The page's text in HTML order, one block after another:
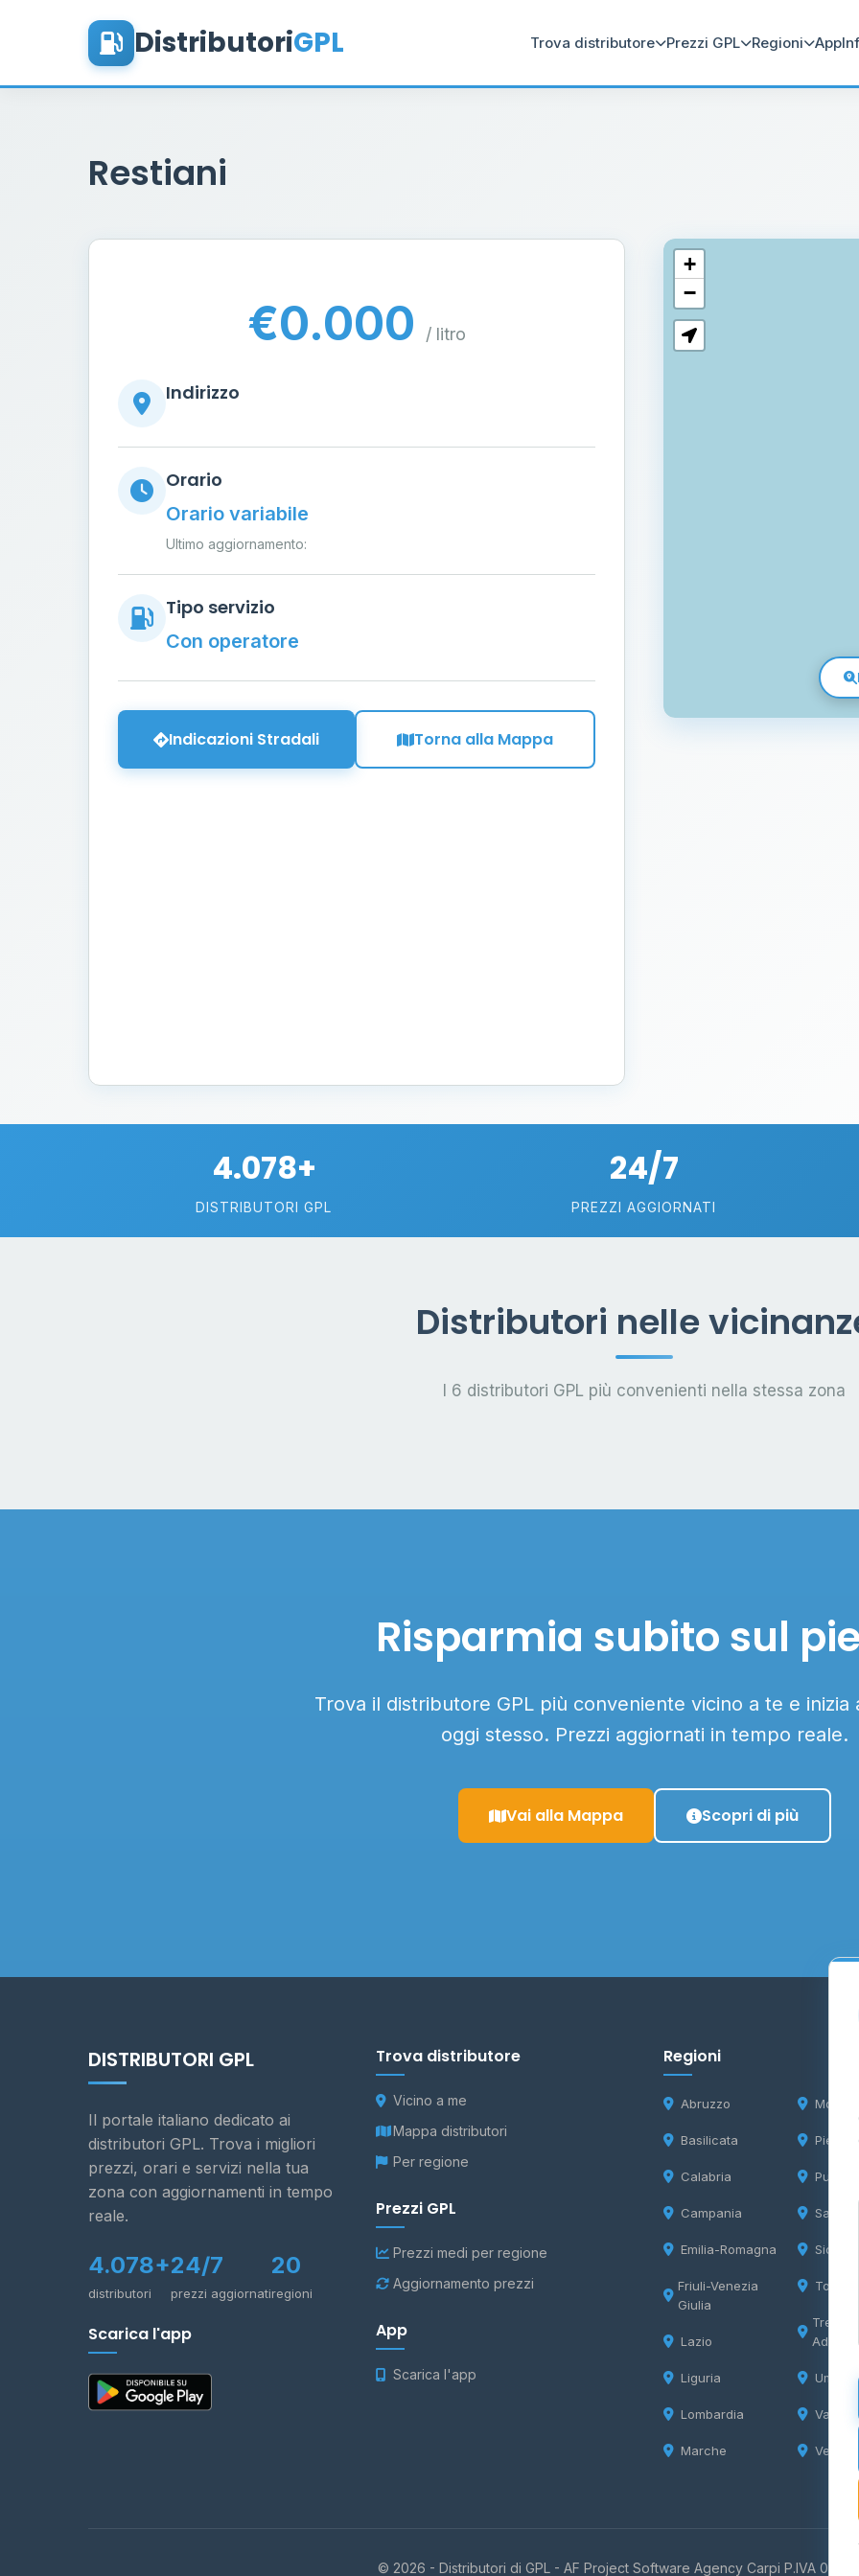
DistributoriGPL Trova distributore Prezzi GPL Regioni App
Restiani
€0.000 / litro
Indirizzo
Orario
Orario variabile
Ultimo aggiornamento:
Tipo servizio
Con operatore
Indicazioni Stradali Torna alla Mappa
+
−
4.078+
DISTRIBUTORI GPL
24/7
PREZZI AGGIORNATI
Distributori nelle
I 6 distributori GPL più convenienti nella stessa zona
Risparmia subito sul
Trova il distributore GPL più conveniente vicino a te e inizia
oggi stesso. Prezzi aggiornati in tempo reale.
Vai alla Mappa Scopri di più
DISTRIBUTORI GPL
Il portale italiano dedicato ai
distributori GPL. Trova i migliori
prezzi, orari e servizi nella tua
zona con aggiornamenti in tempo
reale.
4.078+
distributori
24/7
prezzi aggiornati
20
regioni
Scarica l'app
Trova distributore
Vicino a me
Mappa distributori
Per regione
Prezzi GPL
Prezzi medi per regione
Aggiornamento prezzi
App
Scarica l'app
Regioni
Abruzzo
Basilicata
Calabria
Campania
Emilia-Romagna
Friuli-Venezia
Giulia
Lazio
Liguria
Lombardia
Marche
Molise
Puglia
Sicilia
Toscana
Adige
Umbria
Valle
Veneto
© 2026 - Distributori di GPL - AF Project Software Agency Carpi P.IVA